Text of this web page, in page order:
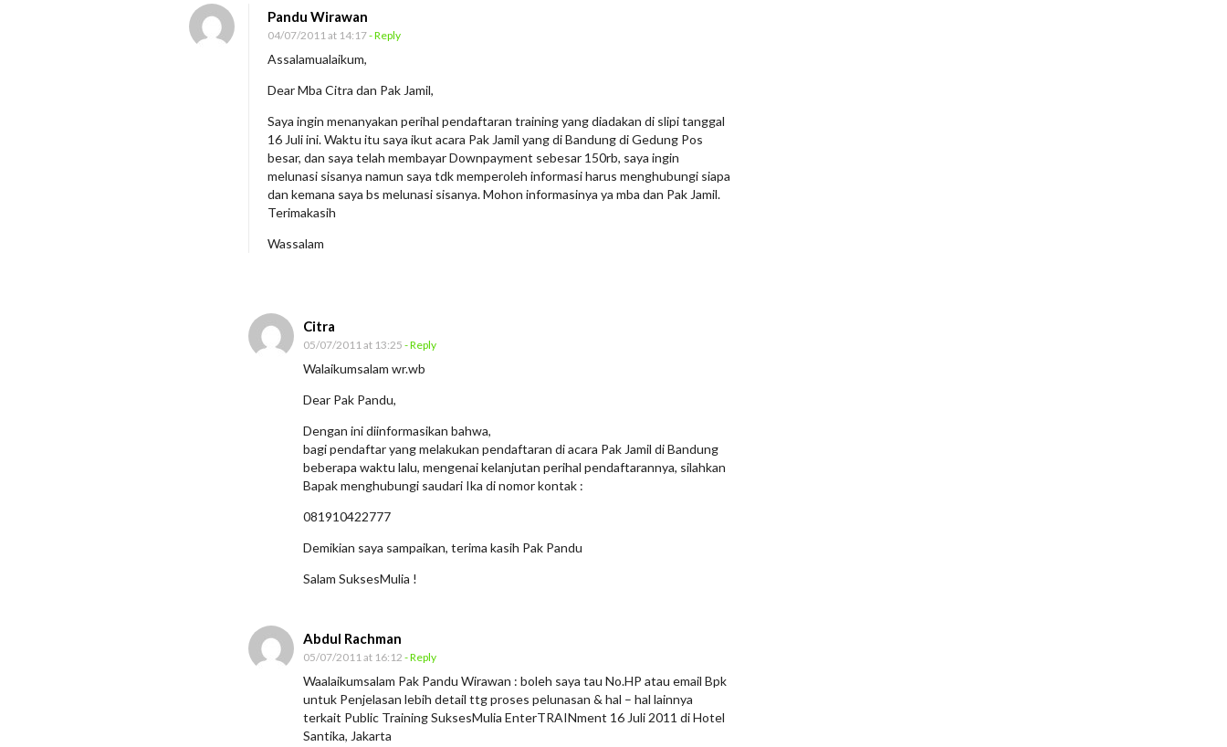
J
u
l
i
0
1
1
Pandu Wirawan
04/07/2011 at 14:17- Reply
Assalamualaikum,
Dear Mba Citra dan Pak Jamil,
Saya ingin menanyakan perihal pendaftaran training yang diadakan di slipi tanggal
16 Juli ini. Waktu itu saya ikut acara Pak Jamil yang di Bandung di Gedung Pos
besar, dan saya telah membayar Downpayment sebesar 150rb, saya ingin
melunasi sisanya namun saya tdk memperoleh informasi harus menghubungi siapa
dan kemana saya bs melunasi sisanya. Mohon informasinya ya mba dan Pak Jamil.
Terimakasih
Wassalam
Citra
05/07/2011 at 13:25 - Reply
Walaikumsalam wr.wb
Dear Pak Pandu,
Dengan ini diinformasikan bahwa,
bagi pendaftar yang melakukan pendaftaran di acara Pak Jamil di Bandung
beberapa waktu lalu, mengenai kelanjutan perihal pendaftarannya, silahkan
Bapak menghubungi saudari Ika di nomor kontak :
081910422777
Demikian saya sampaikan, terima kasih Pak Pandu
Salam SuksesMulia !
Abdul Rachman
05/07/2011 at 16:12 - Reply
Waalaikumsalam Pak Pandu Wirawan : boleh saya tau No.HP atau email Bpk
untuk Penjelasan lebih detail ttg proses pelunasan & hal – hal lainnya
terkait Public Training SuksesMulia EnterTRAINment 16 Juli 2011 di Hotel
Santika, Jakarta